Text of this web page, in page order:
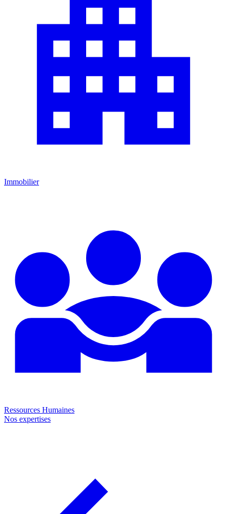
Immobilier
Ressources Humaines
Nos expertises